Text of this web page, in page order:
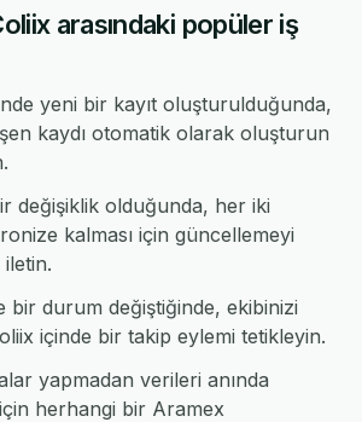
arasındaki popüler iş
yeni bir kayıt oluşturulduğunda,
kaydı otomatik olarak oluşturun
değişiklik olduğunda, her iki
kalması için güncellemeyi
bir durum değiştiğinde, ekibinizi
içinde bir takip eylemi tetikleyin.
yapmadan verileri anında
herhangi bir Aramex